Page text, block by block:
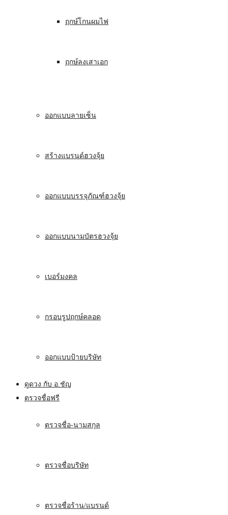
ฤกษ์โกนผมไฟ
ฤกษ์ลงเสาเอก
ออกแบบลายเซ็น
สร้างแบรนด์ฮวงจุ้ย
ออกแบบบรรจุภัณฑ์ฮวงจุ้ย
ออกแบบนามบัตรฮวงจุ้ย
เบอร์มงคล
กรอบรูปฤกษ์คลอด
ออกแบบป้ายบริษัท
ดูดวง กับ อ.ชัญ
ตรวจชื่อฟรี
ตรวจชื่อ-นามสกุล
ตรวจชื่อบริษัท
ตรวจชื่อร้าน/แบรนด์